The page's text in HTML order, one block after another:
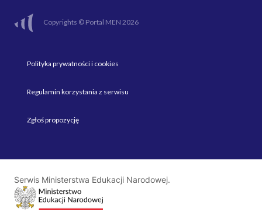
Copyrights © Portal MEN 2026
Polityka prywatności i cookies
Regulamin korzystania z serwisu
Zgłoś propozycję
Serwis Ministerstwa Edukacji Narodowej.